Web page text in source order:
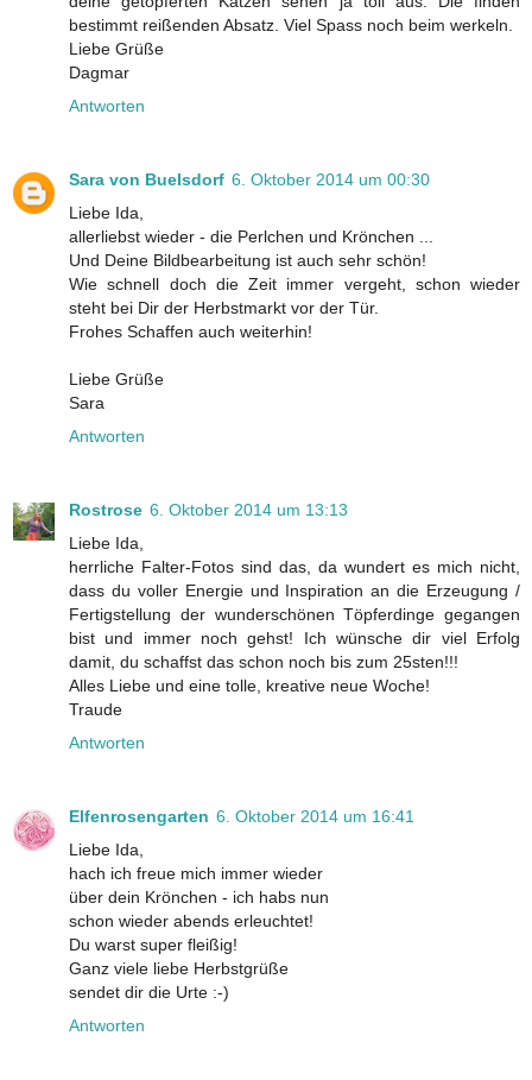
bestimmt reißenden Absatz. Viel Spass noch beim werkeln.
Liebe Grüße
Dagmar
Antworten
Sara von Buelsdorf 6. Oktober 2014 um 00:30
Liebe Ida,
allerliebst wieder - die Perlchen und Krönchen ...
Und Deine Bildbearbeitung ist auch sehr schön!
Wie schnell doch die Zeit immer vergeht, schon wieder
steht bei Dir der Herbstmarkt vor der Tür.
Frohes Schaffen auch weiterhin!
Liebe Grüße
Sara
Antworten
Rostrose 6. Oktober 2014 um 13:13
Liebe Ida,
herrliche Falter-Fotos sind das, da wundert es mich nicht,
dass du voller Energie und Inspiration an die Erzeugung /
Fertigstellung der wunderschönen Töpferdinge gegangen
bist und immer noch gehst! Ich wünsche dir viel Erfolg
damit, du schaffst das schon noch bis zum 25sten!!!
Alles Liebe und eine tolle, kreative neue Woche!
Traude
Antworten
Elfenrosengarten 6. Oktober 2014 um 16:41
Liebe Ida,
hach ich freue mich immer wieder
über dein Krönchen - ich habs nun
schon wieder abends erleuchtet!
Du warst super fleißig!
Ganz viele liebe Herbstgrüße
sendet dir die Urte :-)
Antworten